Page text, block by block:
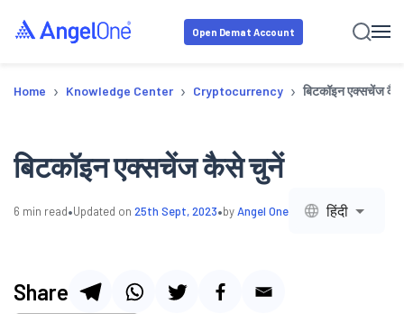
Open Demat Account
Home › Knowledge Center › Cryptocurrency › बिटकॉइन एक्सचेंज
बिटकॉइन एक्सचेंज कैसे चुनें
6 min read•Updated on 25th Sept, 2023•byAngel One हिंदी
Share